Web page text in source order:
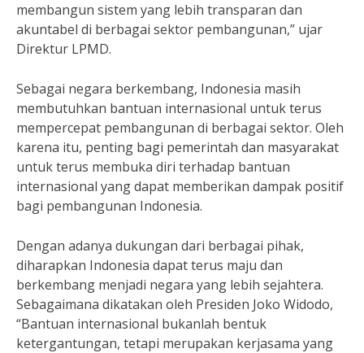
membangun sistem yang lebih transparan dan
akuntabel di berbagai sektor pembangunan,” ujar
Direktur LPMD.
Sebagai negara berkembang, Indonesia masih
membutuhkan bantuan internasional untuk terus
mempercepat pembangunan di berbagai sektor. Oleh
karena itu, penting bagi pemerintah dan masyarakat
untuk terus membuka diri terhadap bantuan
internasional yang dapat memberikan dampak positif
bagi pembangunan Indonesia.
Dengan adanya dukungan dari berbagai pihak,
diharapkan Indonesia dapat terus maju dan
berkembang menjadi negara yang lebih sejahtera.
Sebagaimana dikatakan oleh Presiden Joko Widodo,
“Bantuan internasional bukanlah bentuk
ketergantungan, tetapi merupakan kerjasama yang